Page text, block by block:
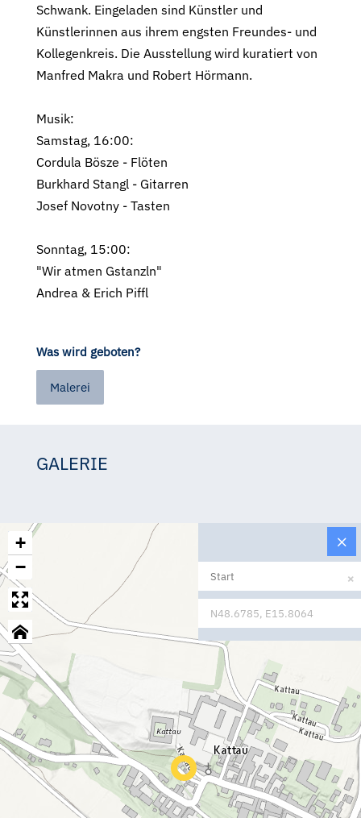
Schwank. Eingeladen sind Künstler und
Künstlerinnen aus ihrem engsten Freundes- und
Kollegenkreis. Die Ausstellung wird kuratiert von
Manfred Makra und Robert Hörmann.
Musik:
Samstag, 16:00:
Cordula Bösze - Flöten
Burkhard Stangl - Gitarren
Josef Novotny - Tasten
Sonntag, 15:00:
"Wir atmen Gstanzln"
Andrea & Erich Piffl
Was wird geboten?
Malerei
GALERIE
+
−